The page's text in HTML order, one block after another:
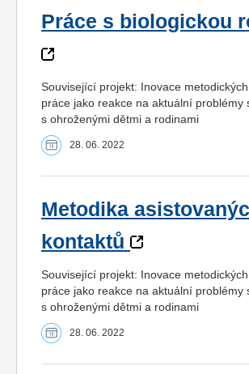
Práce s biologickou
Související projekt: Inovace
práce jako reakce na aktuální problémy
s ohroženými dětmi a rodinami
28. 06. 2022
Metodika
kontaktů
Související projekt: Inovace
práce jako reakce na aktuální problémy
s ohroženými dětmi a rodinami
28. 06. 2022